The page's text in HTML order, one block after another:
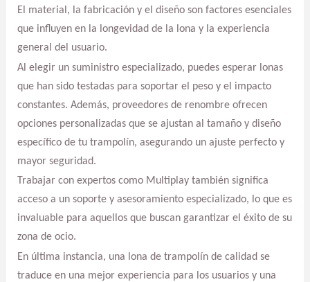
El material, la fabricación y el diseño son factores esenciales
que influyen en la longevidad de la lona y la experiencia
general del usuario.
Al elegir un suministro especializado, puedes esperar lonas
que han sido testadas para soportar el peso y el impacto
constantes. Además, proveedores de renombre ofrecen
opciones personalizadas que se ajustan al tamaño y diseño
específico de tu trampolín, asegurando un ajuste perfecto y
mayor seguridad.
Trabajar con expertos como Multiplay también significa
acceso a un soporte y asesoramiento especializado, lo que es
invaluable para aquellos que buscan garantizar el éxito de su
zona de ocio.
En última instancia, una lona de trampolín de calidad se
traduce en una mejor experiencia para los usuarios y una